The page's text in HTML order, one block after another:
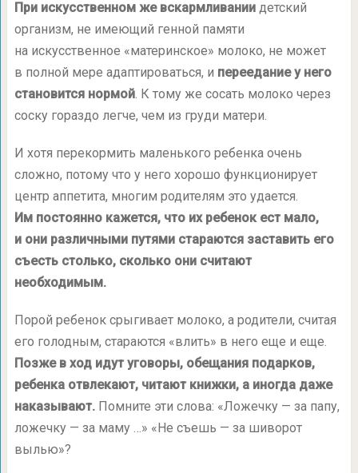
При искусственном же вскармливаниидетский
организм, не имеющий генной памяти
на искусственное «материнское» молоко, не может
в полной мере адаптироваться, и переедание у него
становится нормой. К тому же сосать молоко через
соску гораздо легче, чем из груди матери.
И хотя перекормить маленького ребенка очень
сложно, потому что у него хорошо функционирует
центр аппетита, многим родителям это удается.
Им постоянно кажется, что их ребенок ест мало,
и они различными путями стараются заставить его
съесть столько, сколько они считают
необходимым.
Порой ребенок срыгивает молоко, а родители, считая
его голодным, стараются «влить» в него еще и еще.
Позже в ход идут уговоры, обещания подарков,
ребенка отвлекают, читают книжки, а иногда даже
наказывают.Помните эти слова: «Ложечку — за папу,
ложечку — за маму …» «Не съешь — за шиворот
вылью»?